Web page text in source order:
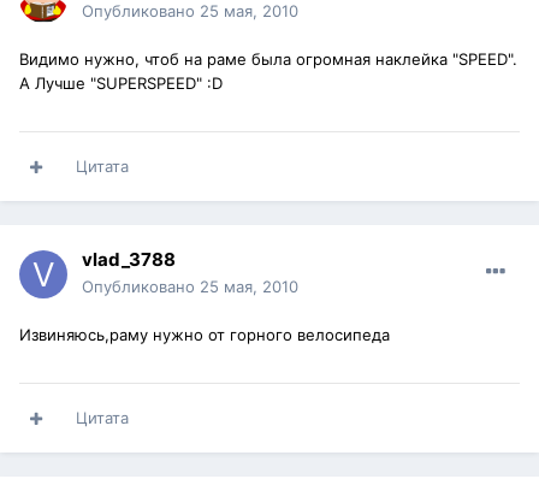
Опубликовано 25 мая, 2010
Видимо нужно, чтоб на раме была огромная наклейка "SPEED".
А Лучше "SUPERSPEED" :D
Цитата
vlad_3788
Опубликовано 25 мая, 2010
Извиняюсь,раму нужно от горного велосипеда
Цитата